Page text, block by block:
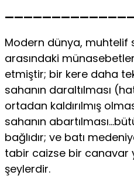
Modern dünya,
arasındaki
etmiştir; bir kere daha
sahanın daraltılması
ortadan kaldırılmış
sahanın
bağlıdır; ve batı
tabir caizse bir canavar
şeylerdir.